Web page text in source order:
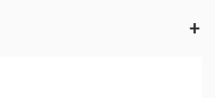
de Dívidas